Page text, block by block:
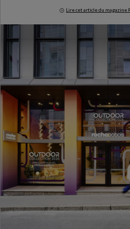
Lire cet article du magazine
Milan